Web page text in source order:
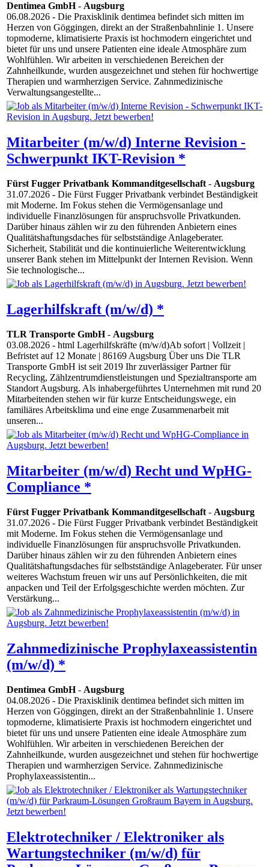
Dentimea GmbH- Augsburg
06.08.2026 - Die Praxisklinik dentimea befindet sich mitten im
Herzen von Göggingen, direkt an der Straßenbahnlinie 1. Unsere
topmoderne, klimatisierte Praxis ist hochmodern eingerichtet und
bietet für uns und unsere Patienten eine ideale Atmosphäre zum
Wohlfühlen. Wir arbeiten in verschiedenen Bereichen der
Zahnheilkunde, wurden ausgezeichnet und stehen für hochwertige
Therapien und warmherzigen Service. Zahnmedizinische
Verwaltungsangestellte...
Mitarbeiter (m/w/d) Interne Revision -
Schwerpunkt IKT-Revision *
Fürst Fugger Privatbank Kommanditgesellschaft- Augsburg
31.07.2026 - Die Fürst Fugger Privatbank verbindet Beständigkeit
mit Moderne. Im Fokus stehen die Vermögensanlage und
individuelle Finanzlösungen für anspruchsvolle Privatkunden.
Darüber hinaus zählen wir zu den führenden Anbietern eines
Qualitätshaftungsdaches für selbstständige Anlageberater.
Sicherheit, Stabilität und die kontinuierliche Weiterentwicklung
unserer Bank stehen im Mittelpunkt der Internen Revision. Wenn
Sie technologische...
Lagerhilfskraft (m/w/d) *
TLR Transporte GmbH- Augsburg
03.08.2026 - html Lagerhilfskräfte (m/w/d)Ab sofort | Vollzeit |
Befristet auf 12 Monate | 86169 Augsburg Über uns Die TLR
Transporte GmbH ist seit 2019 Ihr zuverlässiger Partner für
Recycling, Zählzentrumdienstleistungen und Spezialtransporte am
Standort Augsburg. Als inhabergeführtes Unternehmen mit rund 20
Mitarbeitenden stehen wir für kurze Entscheidungswege, ein
familiäres Arbeitsklima und eine enge Zusammenarbeit mit
unseren...
Mitarbeiter (m/w/d) Recht und WpHG-
Compliance *
Fürst Fugger Privatbank Kommanditgesellschaft- Augsburg
31.07.2026 - Die Fürst Fugger Privatbank verbindet Beständigkeit
mit Moderne. Im Fokus stehen die Vermögensanlage und
individuelle Finanzlösungen für anspruchsvolle Privatkunden.
Darüber hinaus zählen wir zu den führenden Anbietern eines
Qualitätshaftungsdaches für selbstständige Anlageberater. Für unser
weiteres Wachstum freuen wir uns auf Persönlichkeiten, die mit
anpacken und Teil der Erfolgsgeschichte werden möchten. Zur
Verstärkung...
Zahnmedizinische Prophylaxeassistentin
(m/w/d) *
Dentimea GmbH- Augsburg
04.08.2026 - Die Praxisklinik dentimea befindet sich mitten im
Herzen von Göggingen, direkt an der Straßenbahnlinie 1. Unsere
topmoderne, klimatisierte Praxis ist hochmodern eingerichtet und
bietet für uns und unsere Patienten eine ideale Atmosphäre zum
Wohlfühlen. Wir arbeiten in verschiedenen Bereichen der
Zahnheilkunde, wurden ausgezeichnet und stehen für hochwertige
Therapien und warmherzigen Service. Zahnmedizinische
Prophylaxeassistentin...
Elektrotechniker / Elektroniker als
Wartungstechniker (m/w/d) für